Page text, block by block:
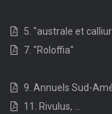
5. "australe et
7. "Roloffia"
9. Annuels Sud-
11. Rivulus, ...